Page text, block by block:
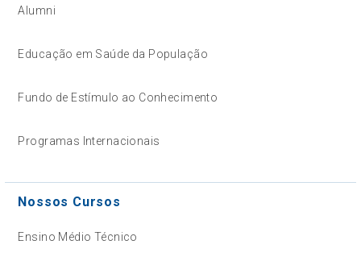
Alumni
Educação em Saúde da População
Fundo de Estímulo ao Conhecimento
Programas Internacionais
Nossos Cursos
Ensino Médio Técnico